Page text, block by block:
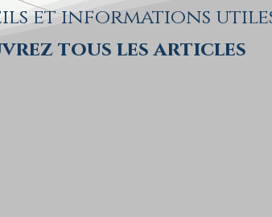
et informations
tous les articles